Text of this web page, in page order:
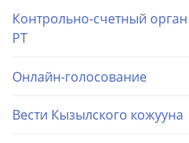
Контрольно-счетный
РТ
Онлайн-голосование
Вести Кызылского кожууна